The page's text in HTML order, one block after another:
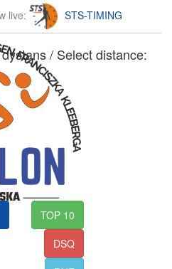
live: STS-TIMING
/ Select distance:
TOP 10
DSQ